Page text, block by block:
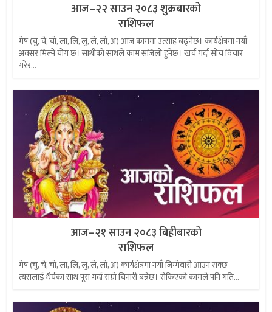
आज–२२ साउन २०८३ शुक्रबारको
राशिफल
मेष (चु, चे, चो, ला, लि, लु, ले, लो, अ) आज काममा उत्साह बढ्नेछ। कार्यक्षेत्रमा नयाँ
अवसर मिल्ने योग छ। साथीको साथले काम सजिलो हुनेछ। खर्च गर्दा सोच विचार
गरेर...
आज–२१ साउन २०८३ बिहीबारको
राशिफल
मेष (चु, चे, चो, ला, लि, लु, ले, लो, अ) कार्यक्षेत्रमा नयाँ जिम्मेवारी आउन सक्छ
त्यसलाई धैर्यका साथ पूरा गर्दा राम्रो चिनारी बन्नेछ। रोकिएको कामले पनि गति...